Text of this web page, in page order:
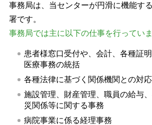
事務局は、当センターが円滑に機能す
署です。
事務局では主に以下の仕事を行っていま
患者様窓口受付や、会計、各種証
医療事務の統括
各種法律に基づく関係機関との対応
施設管理、財産管理、職員の給与
災関係等に関する事務
病院事業に係る経理事務